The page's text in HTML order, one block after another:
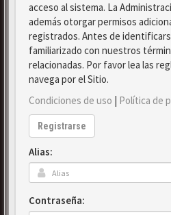
acceso al sistema. La
además otorgar permisos
registrados. Antes de
familiarizado con nuestros
relacionadas. Por favor lea las
navega por el Sitio.
Condiciones de uso | Política de
Registrarse
Alias:
Contraseña: